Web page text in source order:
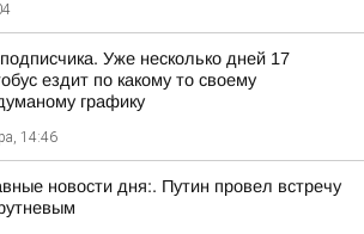
Уже несколько дней 17
ездит по какому то своему
графику
14:46
новости дня:. Путин провел встречу